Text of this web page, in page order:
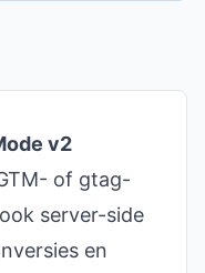
v2
of gtag-
server-side
en